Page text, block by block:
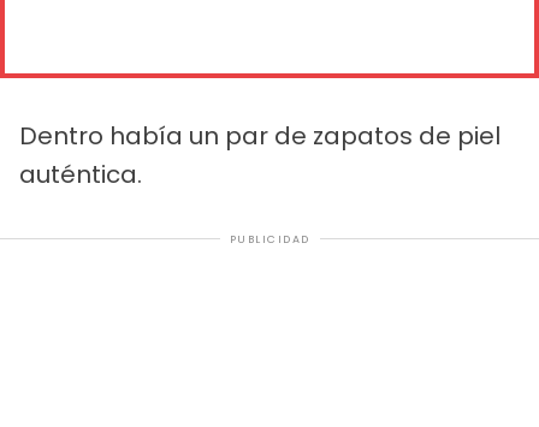
Dentro había un par de zapatos de piel
auténtica.
PUBLICIDAD